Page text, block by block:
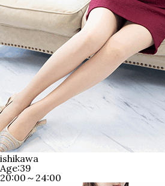
ishikawa
Age:39
20:00～24:00